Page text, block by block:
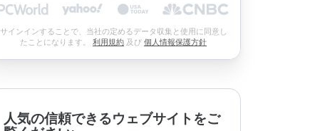
サインインすることで、当社の定めるデータ収集と使用に同意し
たことになります。 利用規約 及び 個人情報保護方針
人気の信頼できるウェブサイトをご